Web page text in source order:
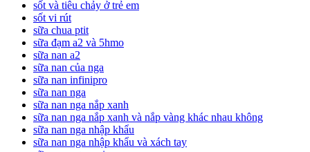
sốt và tiêu chảy ở trẻ em
sốt vi rút
sữa chua ptit
sữa đạm a2 và 5hmo
sữa nan a2
sữa nan của nga
sữa nan infinipro
sữa nan nga
sữa nan nga nắp xanh
sữa nan nga nắp xanh và nắp vàng khác nhau không
sữa nan nga nhập khẩu
sữa nan nga nhập khẩu và xách tay